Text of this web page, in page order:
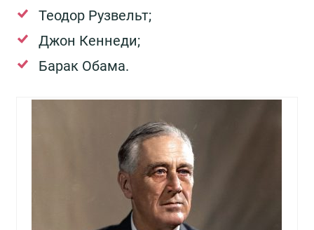
Теодор Рузвельт;
Джон Кеннеди;
Барак Обама.